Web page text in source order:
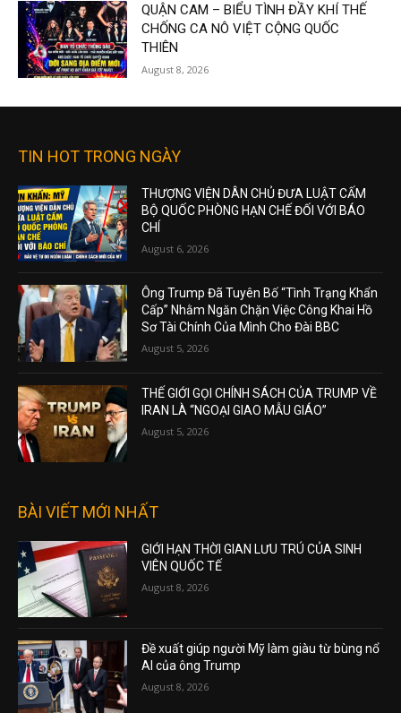
QUẬN CAM – BIỂU TÌNH ĐẦY KHÍ THẾ
CHỐNG CA NÔ VIỆT CỘNG QUỐC
THIÊN
August 8, 2026
TIN HOT TRONG NGÀY
THƯỢNG VIỆN DÂN CHỦ ĐƯA LUẬT CẤM
BỘ QUỐC PHÒNG HẠN CHẾ ĐỐI VỚI BÁO
CHÍ
August 6, 2026
Ông Trump Đã Tuyên Bố “Tình Trạng Khẩn
Cấp” Nhằm Ngăn Chặn Việc Công Khai Hồ
Sơ Tài Chính Của Mình Cho Đài BBC
August 5, 2026
THẾ GIỚI GỌI CHÍNH SÁCH CỦA TRUMP VỀ
IRAN LÀ “NGOẠI GIAO MẪU GIÁO”
August 5, 2026
BÀI VIẾT MỚI NHẤT
GIỚI HẠN THỜI GIAN LƯU TRÚ CỦA SINH
VIÊN QUỐC TẾ
August 8, 2026
Đề xuất giúp người Mỹ làm giàu từ bùng nổ
AI của ông Trump
August 8, 2026